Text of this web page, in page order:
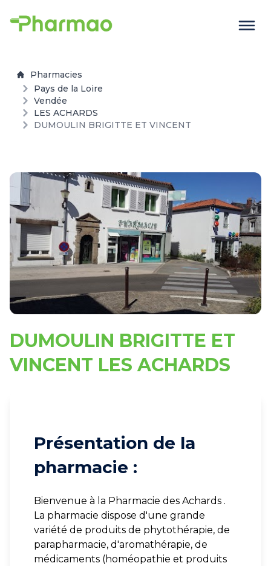
Pharmacies
Pays de la Loire
Vendée
LES ACHARDS
DUMOULIN BRIGITTE ET VINCENT
DUMOULIN BRIGITTE ET
VINCENT LES ACHARDS
Présentation de la
pharmacie :
Bienvenue à la Pharmacie des Achards .
La pharmacie dispose d'une grande
variété de produits de phytothérapie, de
parapharmacie, d'aromathérapie, de
médicaments (homéopathie et produits